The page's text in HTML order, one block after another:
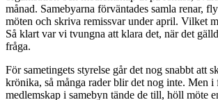
månad. Samebyarna förväntades samla renar,
möten och skriva remissvar under april. Vilket
Så klart var vi tvungna att klara det, när det
fråga.
För sametingets styrelse går det nog snabbt att
krönika, så många rader blir det nog inte. Men i
medlemskap i samebyn tände de till, höll möte